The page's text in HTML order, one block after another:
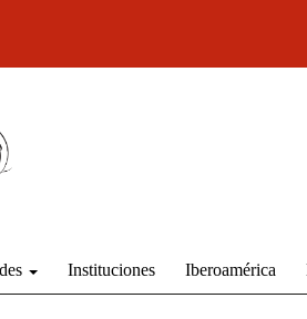
Instituciones Iberoamérica